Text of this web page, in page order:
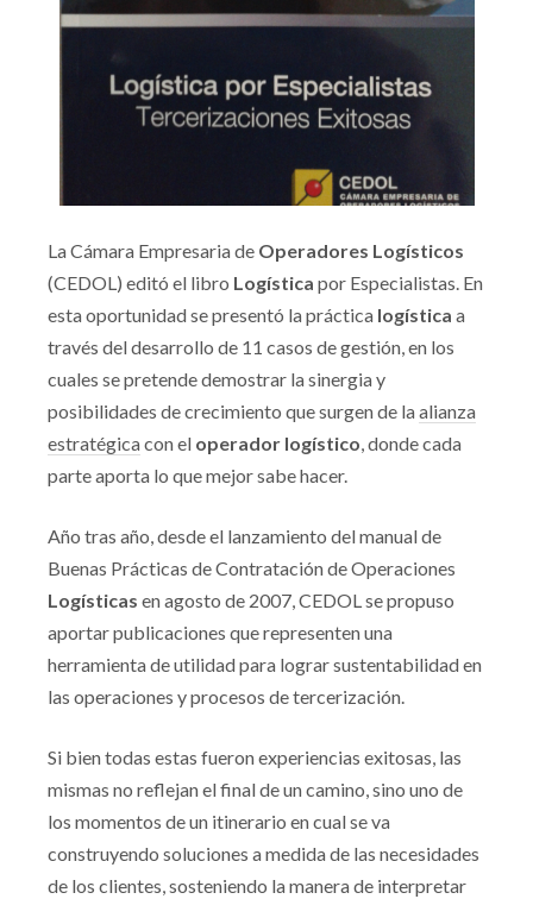
La Cámara Empresaria de Operadores Logísticos
(CEDOL) editó el libro Logística por Especialistas. En
esta oportunidad se presentó la práctica logística a
través del desarrollo de 11 casos de gestión, en los
cuales se pretende demostrar la sinergia y
posibilidades de crecimiento que surgen de laalianza
estratégicacon el operador logístico, donde cada
parte aporta lo que mejor sabe hacer.
Año tras año, desde el lanzamiento del manual de
Buenas Prácticas de Contratación de Operaciones
Logísticas en agosto de 2007, CEDOL se propuso
aportar publicaciones que representen una
herramienta de utilidad para lograr sustentabilidad en
las operaciones y procesos de tercerización.
Si bien todas estas fueron experiencias exitosas, las
mismas no reflejan el final de un camino, sino uno de
los momentos de un itinerario en cual se va
construyendo soluciones a medida de las necesidades
de los clientes, sosteniendo la manera de interpretar